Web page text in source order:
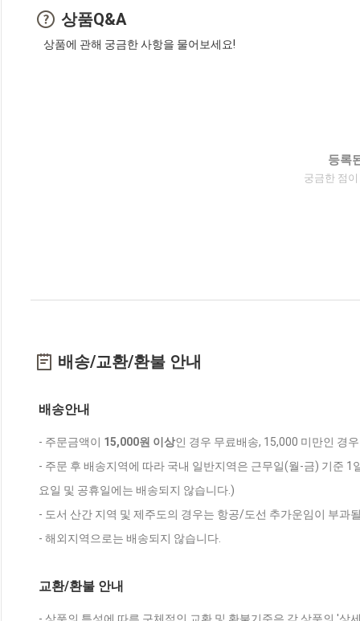
상품Q&A
상품에 관해 궁금한 사항을 물어보세요!
등록
궁금한 점
배송/교환/환불 안내
배송안내
- 주문금액이 15,000원 이상인 경우 무료배송, 15,000 미만인 경
- 주문 후 배송지역에 따라 국내 일반지역은 근무일(월-금) 기준
요일 및 공휴일에는 배송되지 않습니다.)
- 도서 산간 지역 및 제주도의 경우는 항공/도선 추가운임이 부과
- 해외지역으로는 배송되지 않습니다.
교환/환불 안내